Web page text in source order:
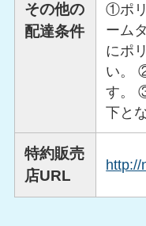
その他の
配達条件
①ポ
ーム
にポ
い。
す。
下と
特約販売
店URL
http://